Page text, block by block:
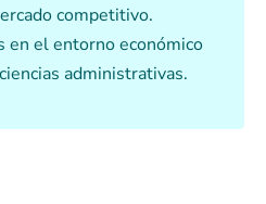
competitivo.
en el entorno económico
administrativas.